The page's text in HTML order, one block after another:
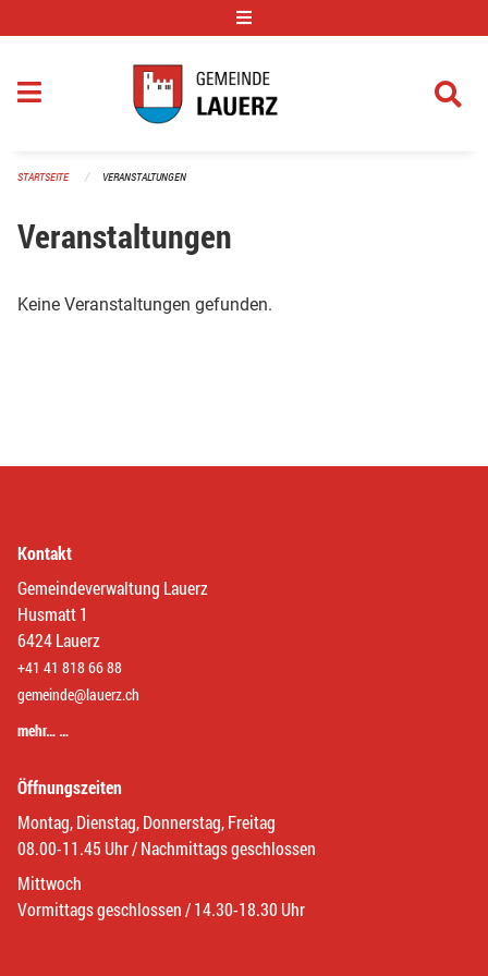
STARTSEITE VERANSTALTUNGEN
Veranstaltungen
Keine Veranstaltungen gefunden.
Kontakt
Gemeindeverwaltung Lauerz
Husmatt 1
6424 Lauerz
+41 41 818 66 88
gemeinde@lauerz.ch
mehr… …
Öffnungszeiten
Montag, Dienstag, Donnerstag, Freitag
08.00-11.45 Uhr / Nachmittags geschlossen
Mittwoch
Vormittags geschlossen / 14.30-18.30 Uhr